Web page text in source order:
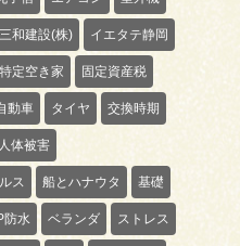
三和建設(株) イエタテ静岡
特定空き家 固定資産税
動車 タイヤ 交換時期
人体被害
ス 船とハナウタ 基礎
防水 ベランダ ストレス